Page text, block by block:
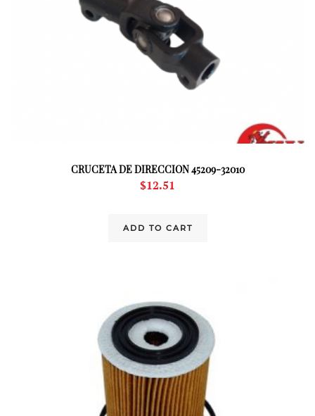
CRUCETA DE DIRECCION 45209-32010
$12.51
ADD TO CART